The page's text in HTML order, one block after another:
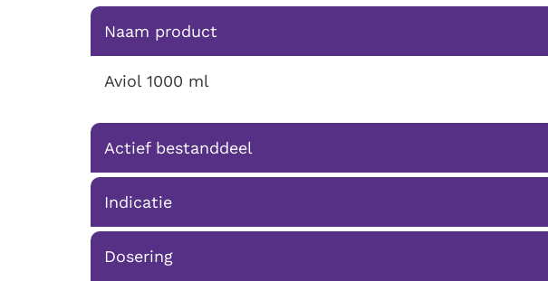
Naam product
Aviol 1000 ml
Actief bestanddeel
Indicatie
Dosering